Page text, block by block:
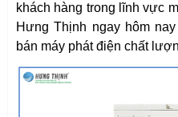
khách hàng trong lĩnh vực
Hưng Thịnh ngay hôm
bán máy phát điện chất